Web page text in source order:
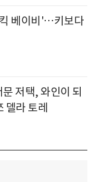
베이비'…키보다
저택, 와인이 되
라 토레